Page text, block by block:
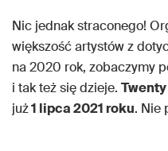
Nic jednak straconego!
większość artystów z
na 2020 rok, zobaczymy
i tak też się dzieje.
już1 lipca 2021 roku. Nie